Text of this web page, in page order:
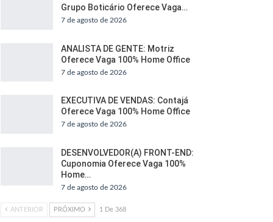
Grupo Boticário Oferece Vaga…
7 de agosto de 2026
ANALISTA DE GENTE: Motriz
Oferece Vaga 100% Home Office
7 de agosto de 2026
EXECUTIVA DE VENDAS: Contajá
Oferece Vaga 100% Home Office
7 de agosto de 2026
DESENVOLVEDOR(A) FRONT-END:
Cuponomia Oferece Vaga 100%
Home…
7 de agosto de 2026
ANTERIOR PRÓXIMO 1 De 368